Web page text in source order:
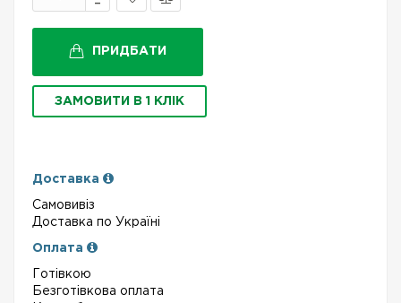
закладки
ПРИДБАТИ
ЗАМОВИТИ В 1 КЛІК
Доставка
Самовивіз
Доставка по Україні
Оплата
Готівкою
Безготівкова оплата